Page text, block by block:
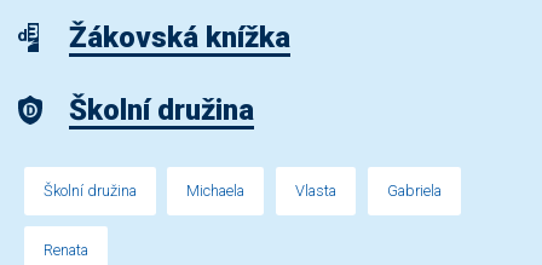
Žákovská knížka
Školní družina
Školní družina Michaela Vlasta Gabriela
Renata